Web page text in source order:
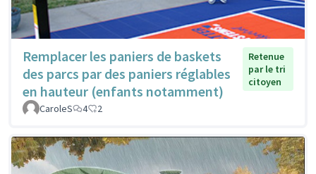
Remplacer les paniers de baskets
des parcs par des paniers réglables
en hauteur (enfants notamment)
Retenue
par le tri
citoyen
CaroleS 4 2